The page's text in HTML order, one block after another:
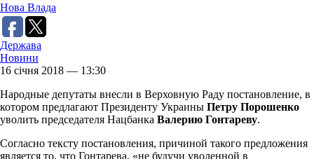
Нова Влада
Держава
Новини
16 січня 2018 — 13:30
Народные депутаты внесли в Верховную Раду постановление, в
котором предлагают Президенту Украины Петру Порошенко
уволить председателя Нацбанка Валерию Гонтареву.
Согласно тексту постановления, причиной такого предложения
является то, что Гонтарева, «не будучи уволенной в